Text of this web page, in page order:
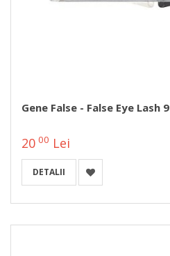
Gene False - False Eye Lash 9
20 00 Lei
DETALII